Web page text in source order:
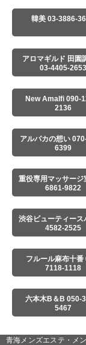
韓美 03-3886-
アロマギルド 田園
03-4405-2653
New Amalfi 090-
2136
アルパカの想い
6399
重役専用マッサージ
6861-9822
渋谷ビューティース
4582-2525
フルール麻布十番
7118-1118
六本木B＆B 050-
5467
青海メンズエステ・メ